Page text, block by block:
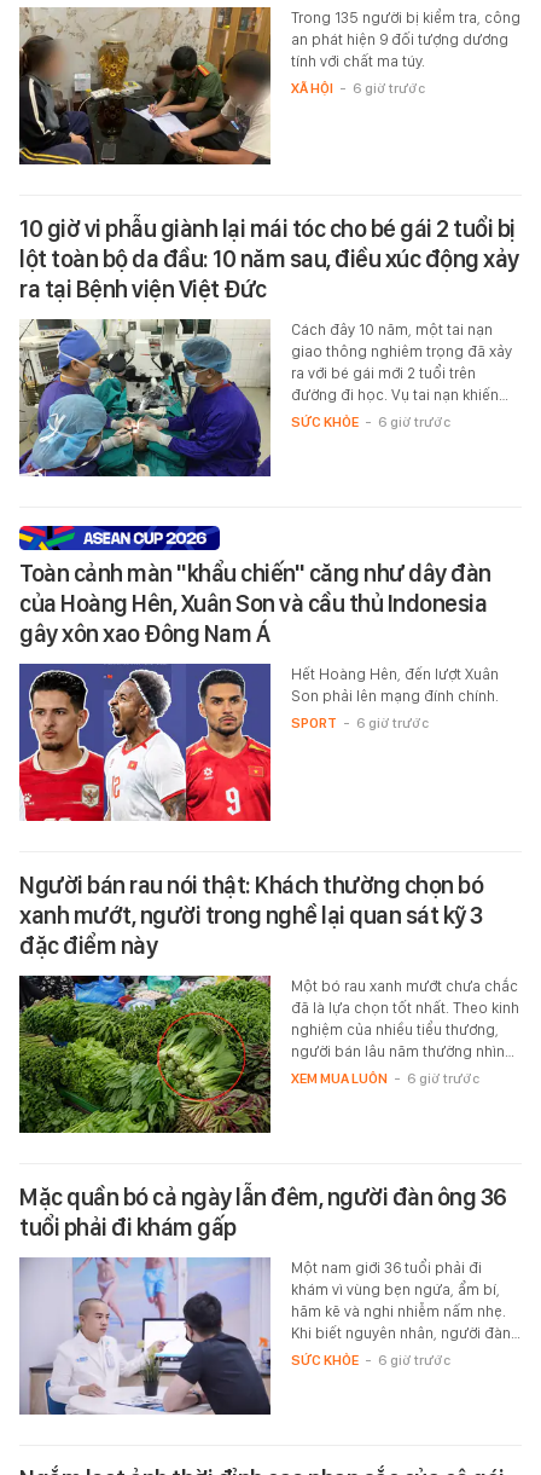
Trong 135 người bị kiểm tra, công
an phát hiện 9 đối tượng dương
tính với chất ma túy.
XÃ HỘI - 6 giờ trước
10 giờ vi phẫu giành lại mái tóc cho bé gái 2 tuổi bị
lột toàn bộ da đầu: 10 năm sau, điều xúc động xảy
ra tại Bệnh viện Việt Đức
Cách đây 10 năm, một tai nạn
giao thông nghiêm trọng đã xảy
ra với bé gái mới 2 tuổi trên
đường đi học. Vụ tai nạn khiến…
SỨC KHỎE - 6 giờ trước
Toàn cảnh màn "khẩu chiến" căng như dây đàn
của Hoàng Hên, Xuân Son và cầu thủ Indonesia
gây xôn xao Đông Nam Á
Hết Hoàng Hên, đến lượt Xuân
Son phải lên mạng đính chính.
SPORT - 6 giờ trước
Người bán rau nói thật: Khách thường chọn bó
xanh mướt, người trong nghề lại quan sát kỹ 3
đặc điểm này
Một bó rau xanh mướt chưa chắc
đã là lựa chọn tốt nhất. Theo kinh
nghiệm của nhiều tiểu thương,
người bán lâu năm thường nhìn…
XEM MUA LUÔN - 6 giờ trước
Mặc quần bó cả ngày lẫn đêm, người đàn ông 36
tuổi phải đi khám gấp
Một nam giới 36 tuổi phải đi
khám vì vùng bẹn ngứa, ẩm bí,
hăm kẽ và nghi nhiễm nấm nhẹ.
Khi biết nguyên nhân, người đàn…
SỨC KHỎE - 6 giờ trước